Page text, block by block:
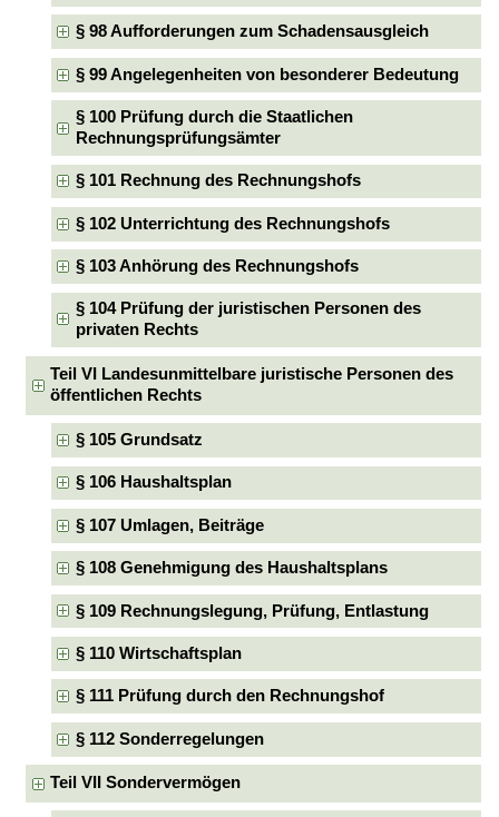
§ 98 Aufforderungen zum Schadensausgleich
§ 99 Angelegenheiten von besonderer Bedeutung
§ 100 Prüfung durch die Staatlichen
Rechnungsprüfungsämter
§ 101 Rechnung des Rechnungshofs
§ 102 Unterrichtung des Rechnungshofs
§ 103 Anhörung des Rechnungshofs
§ 104 Prüfung der juristischen Personen des
privaten Rechts
Teil VI Landesunmittelbare juristische Personen des
öffentlichen Rechts
§ 105 Grundsatz
§ 106 Haushaltsplan
§ 107 Umlagen, Beiträge
§ 108 Genehmigung des Haushaltsplans
§ 109 Rechnungslegung, Prüfung, Entlastung
§ 110 Wirtschaftsplan
§ 111 Prüfung durch den Rechnungshof
§ 112 Sonderregelungen
Teil VII Sondervermögen